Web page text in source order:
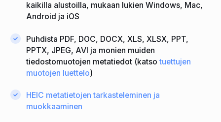
kaikilla alustoilla, mukaan lukien Windows, Mac,
Android ja iOS
Puhdista PDF, DOC, DOCX, XLS, XLSX, PPT,
PPTX, JPEG, AVI ja monien muiden
tiedostomuotojen metatiedot (katsotuettujen
muotojen luettelo)
HEIC metatietojen tarkasteleminen ja
muokkaaminen